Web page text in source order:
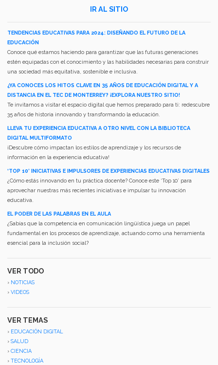
IR AL SITIO
TENDENCIAS EDUCATIVAS PARA 2024: DISEÑANDO EL FUTURO DE LA
EDUCACIÓN
Conoce qué estamos haciendo para garantizar que las futuras generaciones
estén equipadas con el conocimiento y las habilidades necesarias para construir
una sociedad más equitativa, sostenible e inclusiva.
¿YA CONOCES LOS HITOS CLAVE EN 35 AÑOS DE EDUCACIÓN DIGITAL Y A
DISTANCIA EN EL TEC DE MONTERREY? ¡EXPLORA NUESTRO SITIO!
Te invitamos a visitar el espacio digital que hemos preparado para ti: redescubre
35 años de historia innovando y transformando la educación.
LLEVA TU EXPERIENCIA EDUCATIVA A OTRO NIVEL CON LA BIBLIOTECA
DIGITAL MULTIFORMATO
¡Descubre cómo impactan los estilos de aprendizaje y los recursos de
información en la experiencia educativa!
‘TOP 10’ INICIATIVAS E IMPULSORES DE EXPERIENCIAS EDUCATIVAS DIGITALES
¿Cómo estás innovando en tu práctica docente? Conoce este ‘Top 10’ para
aprovechar nuestras más recientes iniciativas e impulsar tu innovación
educativa.
EL PODER DE LAS PALABRAS EN EL AULA
¿Sabías que la competencia en comunicación lingüística juega un papel
fundamental en los procesos de aprendizaje, actuando como una herramienta
esencial para la inclusión social?
VER TODO
› NOTICIAS
› VIDEOS
VER TEMAS
› EDUCACIÓN DIGITAL
› SALUD
› CIENCIA
› TECNOLOGÍA